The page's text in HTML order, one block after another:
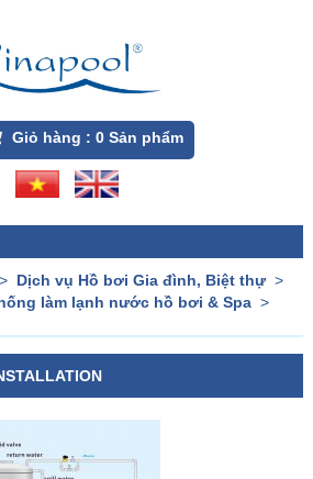
Giỏ hàng : 0Sản phẩm
Dịch vụ Hồ bơi Gia đình, Biệt thự>
làm lạnh nước hồ bơi & Spa>